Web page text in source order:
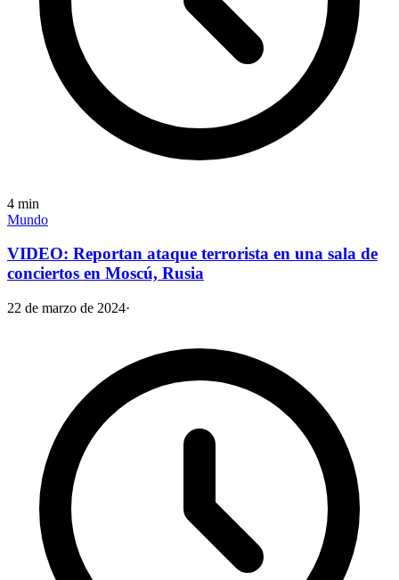
4 min
Mundo
VIDEO: Reportan ataque terrorista en una sala de
conciertos en Moscú, Rusia
22 de marzo de 2024·